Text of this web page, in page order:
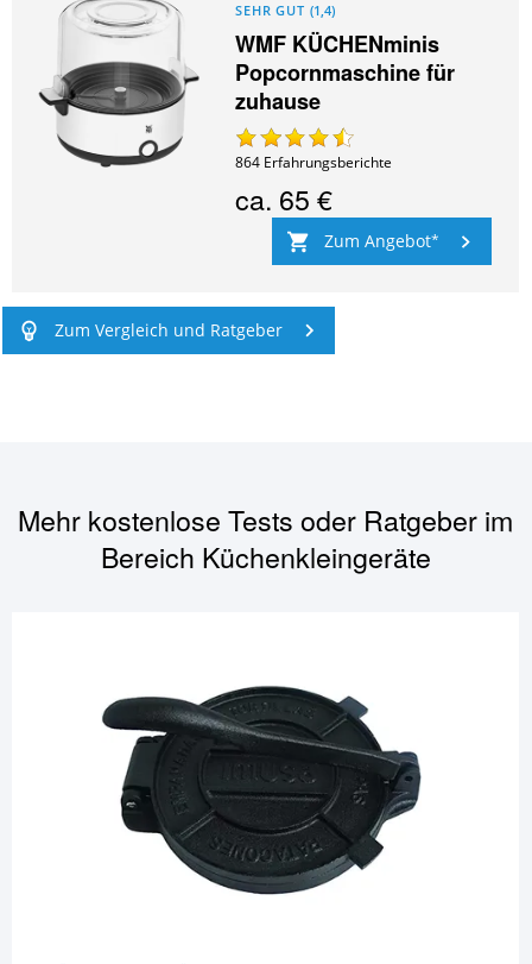
SEHR GUT (1,4)
WMF KÜCHENminis
Popcornmaschine für
zuhause
864 Erfahrungsberichte
ca. 65 €
Zum Angebot
Zum Vergleich und Ratgeber
Mehr kostenlose Tests oder Ratgeber im
Bereich Küchenkleingeräte